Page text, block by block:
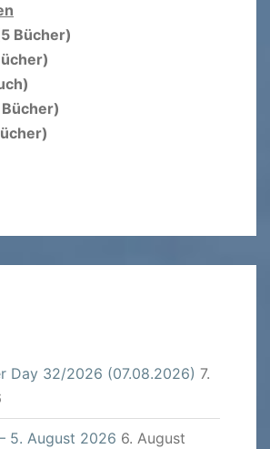
Bücher)
Day 32/2026 (07.08.2026) 7.
5. August 2026 6. August